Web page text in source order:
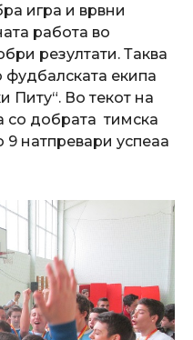
игра и врвни
работа во
резултати. Таква
екипа
Питу“. Во текот на
со добрата тимска
9 натпревари успеаа